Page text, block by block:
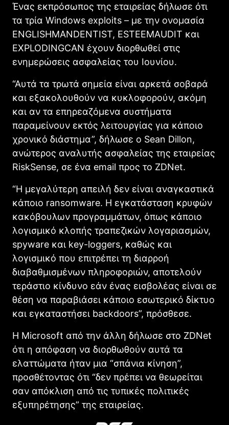
Ένας εκπρόσωπος της εταιρείας δήλωσε ότι
τα τρία Windows exploits – με την ονομασία
ENGLISHMANDENTIST, ESTEEMAUDIT και
EXPLODINGCAN έχουν διορθωθεί στις
ενημερώσεις ασφαλείας του Ιουνίου.
“Αυτά τα τρωτά σημεία είναι αρκετά σοβαρά
και εξακολουθούν να κυκλοφορούν, ακόμη
και αν τα επηρεαζόμενα συστήματα
παραμείνουν εκτός λειτουργίας για κάποιο
χρονικό διάστημα”, δήλωσε ο Sean Dillon,
ανώτερος αναλυτής ασφαλείας της εταιρείας
RiskSense, σε ένα email προς το ZDNet.
“Η μεγαλύτερη απειλή δεν είναι αναγκαστικά
κάποιο ransomware. Η εγκατάσταση κρυφών
κακόβουλων προγραμμάτων, όπως κάποιο
λογισμικό κλοπής τραπεζικών λογαριασμών,
spyware και key-loggers, καθώς και
λογισμικό που επιτρέπει τη διαρροή
διαβαθμισμένων πληροφοριών, αποτελούν
τεράστιο κίνδυνο εάν ένας εισβολέας είναι σε
θέση να παραβιάσει κάποιο εσωτερικό δίκτυο
και εγκαταστήσει backdoors”, πρόσθεσε.
Η Microsoft από την άλλη δήλωσε στο ZDNet
ότι η απόφαση να διορθωθούν αυτά τα
ελαττώματα ήταν μια “σπάνια κίνηση”,
προσθέτοντας ότι “δεν πρέπει να θεωρείται
σαν απόκλιση από τις τυπικές πολιτικές
εξυπηρέτησης” της εταιρείας.